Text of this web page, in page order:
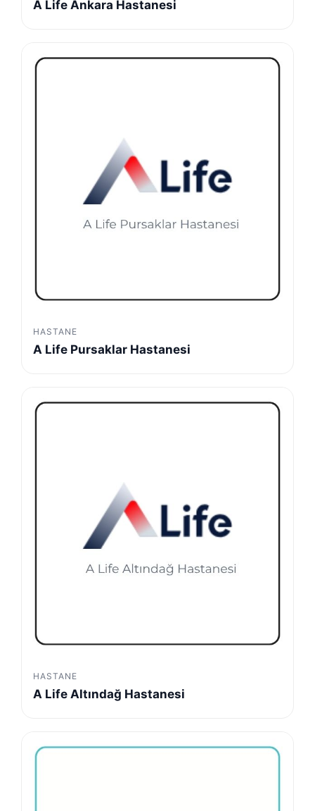
A Life Ankara Hastanesi
HASTANE
A Life Pursaklar Hastanesi
HASTANE
A Life Altındağ Hastanesi